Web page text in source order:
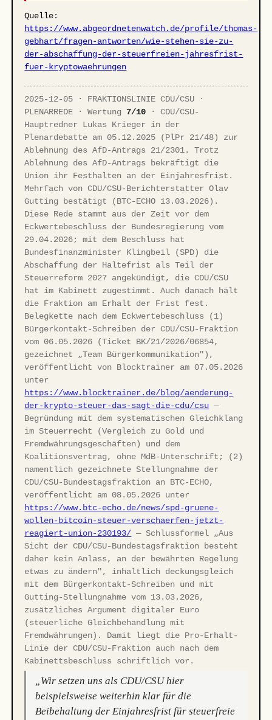
Quelle:
https://www.abgeordnetenwatch.de/profile/thomas-
gebhart/fragen-antworten/wie-stehen-sie-zu-
der-abschaffung-der-steuerfreien-jahresfrist-
fuer-kryptowaehrungen
2025-12-05 · FRAKTIONSLINIE CDU/CSU ·
PLENARREDE · Wertung 7/10 · CDU/CSU-
Hauptredner Lukas Krieger in der
Plenardebatte am 05.12.2025 (PlPr 21/48) zur
Ablehnung des AfD-Antrags 21/2301. Trotz
Ablehnung des AfD-Antrags bekräftigt die
Union ihr Festhalten an der Einjahresfrist.
Mehrfach von CDU/CSU-Berichterstatter Olav
Gutting bestätigt (BTC-ECHO 13.03.2026).
Diese Rede stammt aus der Zeit vor dem
Eckwertebeschluss der Bundesregierung vom
29.04.2026; mit dem Beschluss hat
Bundesfinanzminister Klingbeil (SPD) die
Abschaffung der Haltefrist als Teil der
Steuerreform 2027 angekündigt, die CDU/CSU
hat im Kabinett zugestimmt. Auch danach hält
die Fraktion am Erhalt der Frist fest.
Belegkette nach dem Eckwertebeschluss (1)
Bürgerkontakt-Schreiben der CDU/CSU-Fraktion
vom 06.05.2026 (Ticket BK/21/2026/06854,
gezeichnet „Team Bürgerkommunikation"),
veröffentlicht von Blocktrainer am 07.05.2026
unter
https://www.blocktrainer.de/blog/aenderung-
der-krypto-steuer-das-sagt-die-cdu/csu —
Begründung mit dem systematischen Gleichklang
im Steuerrecht (Vergleich zu Gold und
Fremdwährungsgeschäften) und dem
Koalitionsvertrag, ohne MdB-Unterschrift; (2)
namentlich gezeichnete Stellungnahme der
CDU/CSU-Bundestagsfraktion an BTC-ECHO,
veröffentlicht am 08.05.2026 unter
https://www.btc-echo.de/news/spd-gruene-
wollen-bitcoin-steuer-verschaerfen-jetzt-
reagiert-union-230193/ — Schlussformel „Aus
Sicht der CDU/CSU-Bundestagsfraktion besteht
daher kein Anlass, an der bewährten Regelung
etwas zu ändern", inhaltlich deckungsgleich
mit dem Bürgerkontakt-Schreiben und mit
Gutting-Stellungnahme vom 13.03.2026,
zusätzliches Argument digitaler Euro
(steuerliche Gleichbehandlung mit
Fremdwährungen). Damit liegt die Pro-Erhalt-
Linie der CDU/CSU-Fraktion auch nach dem
Kabinettsbeschluss schriftlich vor.
„Wir setzen uns als CDU/CSU hier
beispielsweise weiterhin klar für die
Beibehaltung der Einjahresfrist für steuerfreie